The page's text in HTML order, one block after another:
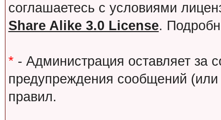
соглашаетесь с условиями
Share Alike 3.0 License.
* - Администрация оставляет за
предупреждения сообщений
правил.